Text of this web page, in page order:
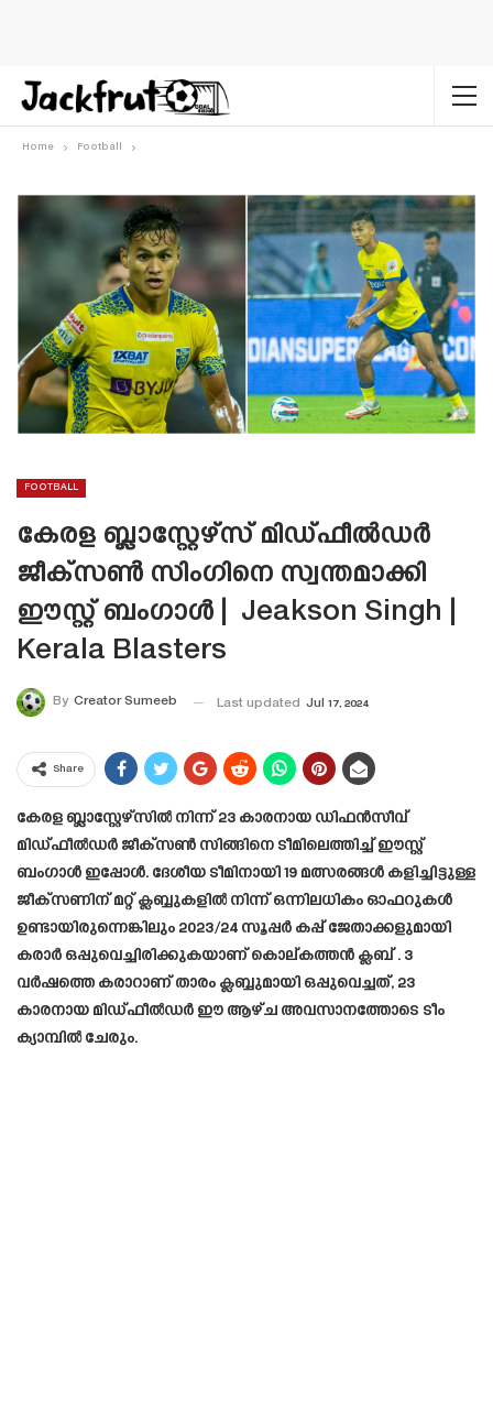
Home Football
FOOTBALL
കേരള ബ്ലാസ്റ്റേഴ്‌സ് മിഡ്ഫീൽഡർ
ജീക്സൺ സിംഗിനെ സ്വന്തമാക്കി
ഈസ്റ്റ് ബംഗാൾ | Jeakson Singh |
Kerala Blasters
By Creator Sumeeb Last updated Jul 17, 2024
Share
കേരള ബ്ലാസ്റ്റേഴ്സിൽ നിന്ന് 23 കാരനായ ഡിഫൻസീവ്
മിഡ്ഫീൽഡർ ജീക്സൺ സിങ്ങിനെ ടീമിലെത്തിച്ച് ഈസ്റ്റ്
ബംഗാൾ ഇപ്പോൾ. ദേശീയ ടീമിനായി 19 മത്സരങ്ങൾ കളിച്ചിട്ടുള്ള
ജീക്‌സണിന് മറ്റ് ക്ലബ്ബുകളിൽ നിന്ന് ഒന്നിലധികം ഓഫറുകൾ
ഉണ്ടായിരുന്നെങ്കിലും 2023/24 സൂപ്പർ കപ്പ് ജേതാക്കളുമായി
കരാർ ഒപ്പുവെച്ചിരിക്കുകയാണ് കൊല്കത്തൻ ക്ലബ് . 3
വർഷത്തെ കരാറാണ് താരം ക്ലബ്ബുമായി ഒപ്പുവെച്ചത്, 23
കാരനായ മിഡ്ഫീൽഡർ ഈ ആഴ്ച അവസാനത്തോടെ ടീം
ക്യാമ്പിൽ ചേരും.